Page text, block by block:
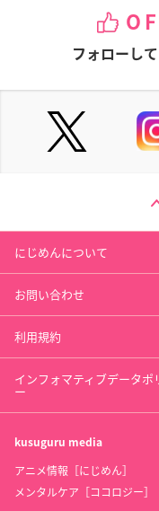
フォローし
にじめんについて
お問い合わせ
利用規約
インフォマティブデータポ
ー
kusuguru media
アニメ情報［にじめん］
メンタルケア［ココロジー］